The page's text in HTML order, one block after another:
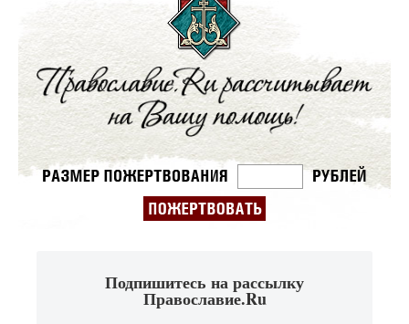
Подпишитесь на рассылку
Православие.Ru